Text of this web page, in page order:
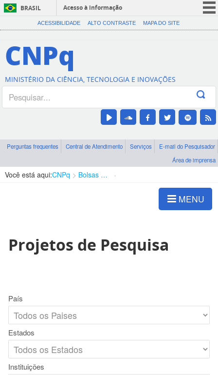
BRASIL
Acesso à informação
CORONAVÍRUS (COVID-19)
Canais
ACESSIBILIDADE ALTO CONTRASTE MAPA DO SITE
CNPq
MINISTÉRIO DA CIÊNCIA, TECNOLOGIA E INOVAÇÕES
Perguntas frequentes Central de Atendimento Serviços
E-mail do Pesquisador
Área de imprensa
Você está aqui:CNPq Bolsas e Auxílios Vigentes
MENU
Projetos de Pesquisa
País
Estados
Instituições